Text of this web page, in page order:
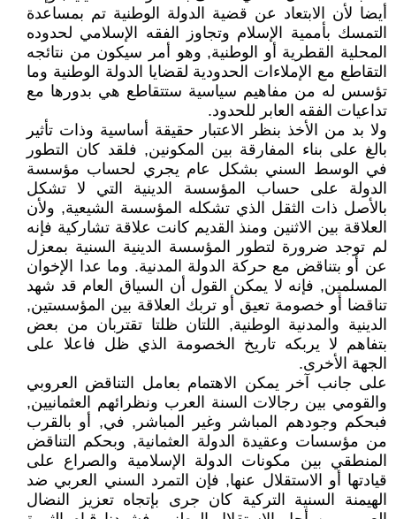
أيضا لأن الابتعاد عن قضية الدولة الوطنية تم بمساعدة
التمسك بأممية الإسلام وتجاوز الفقه الإسلامي لحدوده
المحلية القطرية أو الوطنية, وهو أمر سيكون من نتائجه
التقاطع مع الإملاءات الحدودية لقضايا الدولة الوطنية وما
تؤسس له من مفاهيم سياسية ستتقاطع هي بدورها مع
تداعيات الفقه العابر للحدود.
ولا بد من الأخذ بنظر الاعتبار حقيقة أساسية وذات تأثير
بالغ على بناء المفارقة بين المكونين, فلقد كان التطور
في الوسط السني بشكل عام يجري لحساب مؤسسة
الدولة على حساب المؤسسة الدينية التي لا تشكل
بالأصل ذات الثقل الذي تشكله المؤسسة الشيعية, ولأن
العلاقة بين الاثنين ومنذ القديم كانت علاقة تشاركية فإنه
لم توجد ضرورة لتطور المؤسسة الدينية السنية بمعزل
عن أو بتناقض مع حركة الدولة المدنية. وما عدا الإخوان
المسلمين, فإنه لا يمكن القول أن السياق العام قد شهد
تناقضا أو خصومة تعيق أو تربك العلاقة بين المؤسستين,
الدينية والمدنية الوطنية, اللتان ظلتا تقتربان من بعض
بتفاهم لا يربكه تاريخ الخصومة الذي ظل فاعلا على
الجهة الأخرى.
على جانب آخر يمكن الاهتمام بعامل التناقض العروبي
والقومي بين رجالات السنة العرب ونظرائهم العثمانيين,
فبحكم وجودهم المباشر وغير المباشر, في, أو بالقرب
من مؤسسات وعقيدة الدولة العثمانية, وبحكم التناقض
المنطقي بين مكونات الدولة الإسلامية والصراع على
قيادتها أو الاستقلال عنها, فإن التمرد السني العربي ضد
الهيمنة السنية التركية كان جرى بإتجاه تعزيز النضال